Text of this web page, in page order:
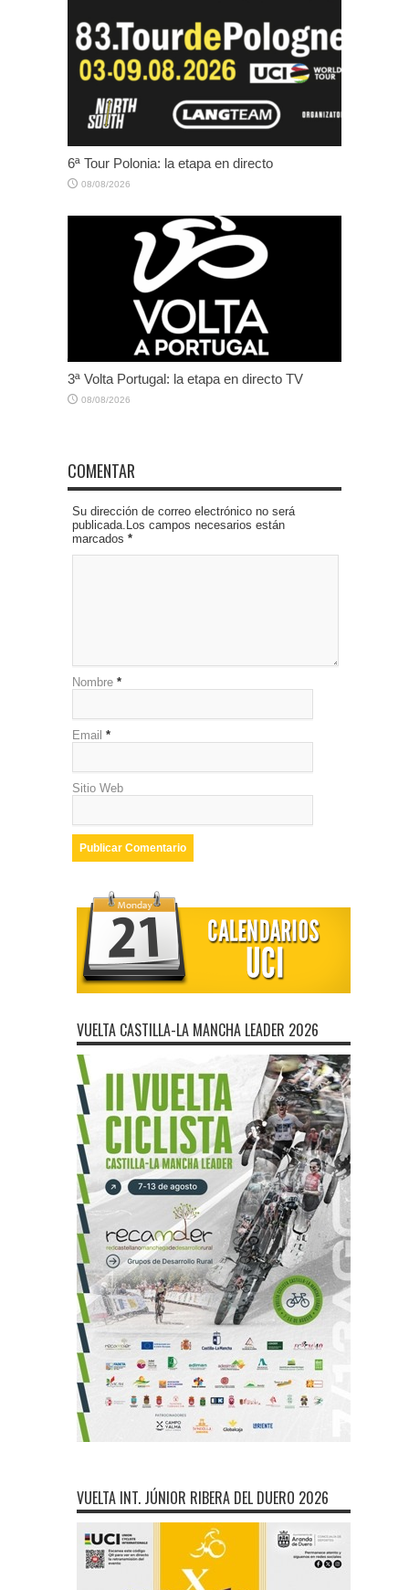
6ª Tour Polonia: la etapa en directo
08/08/2026
3ª Volta Portugal: la etapa en directo TV
08/08/2026
COMENTAR
Su dirección de correo electrónico no será
publicada.Los campos necesarios están
marcados *
Nombre *
Email *
Sitio Web
VUELTA CASTILLA-LA MANCHA LEADER 2026
VUELTA INT. JÚNIOR RIBERA DEL DUERO 2026